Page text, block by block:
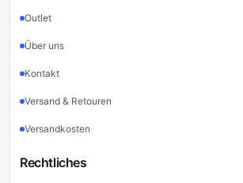
Outlet
Über uns
Kontakt
Versand & Retouren
Versandkosten
Rechtliches